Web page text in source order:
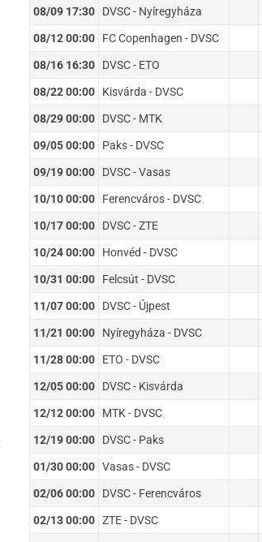
08/09 17:30 DVSC - Nyíregyháza
08/12 00:00 FC Copenhagen - DVSC
08/16 16:30 DVSC - ETO
08/22 00:00 Kisvárda - DVSC
08/29 00:00 DVSC - MTK
09/05 00:00 Paks - DVSC
09/19 00:00 DVSC - Vasas
10/10 00:00 Ferencváros - DVSC
10/17 00:00 DVSC - ZTE
10/24 00:00 Honvéd - DVSC
10/31 00:00 Felcsút - DVSC
11/07 00:00 DVSC - Újpest
11/21 00:00 Nyíregyháza - DVSC
11/28 00:00 ETO - DVSC
12/05 00:00 DVSC - Kisvárda
12/12 00:00 MTK - DVSC
12/19 00:00 DVSC - Paks
01/30 00:00 Vasas - DVSC
02/06 00:00 DVSC - Ferencváros
02/13 00:00 ZTE - DVSC